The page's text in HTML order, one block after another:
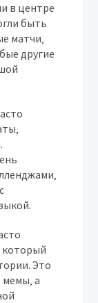
в центре
быть
матчи‚
другие
который
Это
а